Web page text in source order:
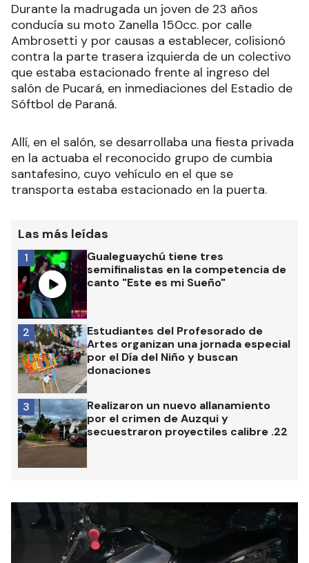
Durante la madrugada un joven de 23 años
conducía su moto Zanella 150cc. por calle
Ambrosetti y por causas a establecer, colisionó
contra la parte trasera izquierda de un colectivo
que estaba estacionado frente al ingreso del
salón de Pucará, en inmediaciones del Estadio de
Sóftbol de Paraná.
Allí, en el salón, se desarrollaba una fiesta privada
en la actuaba el reconocido grupo de cumbia
santafesino, cuyo vehículo en el que se
transporta estaba estacionado en la puerta.
Las más leídas
Gualeguaychú tiene tres
semifinalistas en la competencia de
canto "Este es mi Sueño"
1
Estudiantes del Profesorado de
Artes organizan una jornada especial
por el Día del Niño y buscan
donaciones
2
Realizaron un nuevo allanamiento
por el crimen de Auzqui y
secuestraron proyectiles calibre .22
3